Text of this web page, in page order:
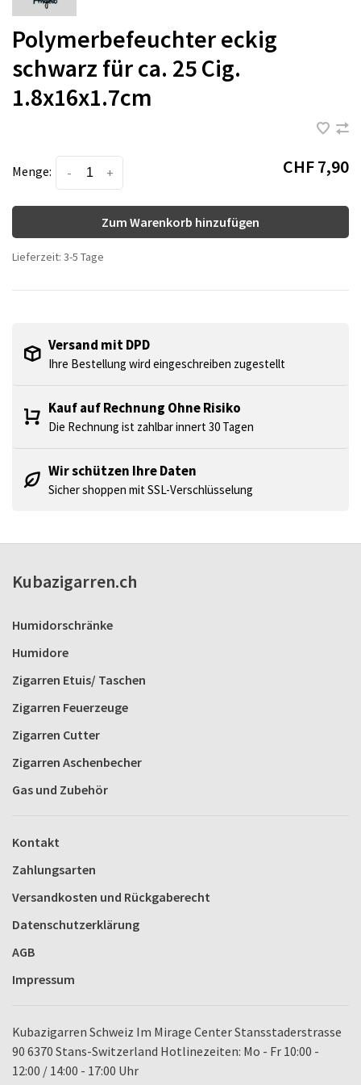
Polymerbefeuchter eckig
schwarz für ca. 25 Cig.
1.8x16x1.7cm
Menge: +
- CHF 7,90
Zum Warenkorb hinzufügen
Lieferzeit: 3-5 Tage
Versand mit DPD
Ihre Bestellung wird eingeschreiben zugestellt
Kauf auf Rechnung Ohne Risiko
Die Rechnung ist zahlbar innert 30 Tagen
Wir schützen Ihre Daten
Sicher shoppen mit SSL-Verschlüsselung
Kubazigarren.ch
Humidorschränke
Humidore
Zigarren Etuis/ Taschen
Zigarren Feuerzeuge
Zigarren Cutter
Zigarren Aschenbecher
Gas und Zubehör
Kontakt
Zahlungsarten
Versandkosten und Rückgaberecht
Datenschutzerklärung
AGB
Impressum
Kubazigarren Schweiz Im Mirage Center Stansstaderstrasse
90 6370 Stans-Switzerland Hotlinezeiten: Mo - Fr 10:00 -
12:00 / 14:00 - 17:00 Uhr